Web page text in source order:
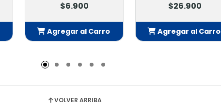
$6.900
Agregar al Carro
$26.900
Agregar al Carro
VOLVER ARRIBA